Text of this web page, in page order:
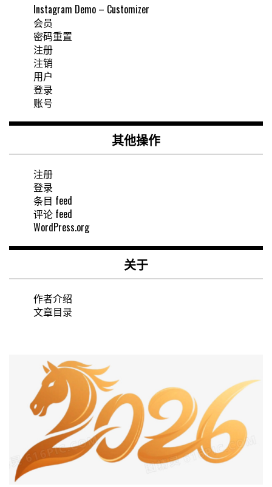
Instagram Demo – Customizer
会员
密码重置
注册
注销
用户
登录
账号
其他操作
注册
登录
条目 feed
评论 feed
WordPress.org
关于
作者介绍
文章目录